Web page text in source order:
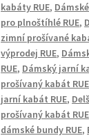
kabáty RUE,
pro plnoštíhlé RUE,
zimní prošívané
výprodej RUE,
RUE, Dámský jarní
prošívaný kabát RUE
jarní kabát RUE,
prošívaný kabát RUE
dámské bundy RUE,